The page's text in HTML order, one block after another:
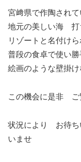
宮﨑県で作陶され
地元の美しい海 打
リゾートと名付け
普段の食卓で使い
絵画のような壁掛
この機会に是非 ご
状況により お待ち
いませ